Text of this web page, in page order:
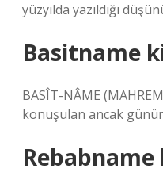
yüzyılda yazıldığı
Basitname
BASÎT-NÂME
konuşulan ancak